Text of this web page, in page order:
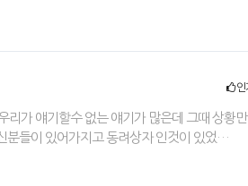
인
가 얘기할수 없는 얘기가 많은데 그때 상황
분들이 있어가지고 동려상자 인것이 있었…